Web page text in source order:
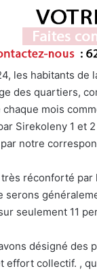
les habitants de
des quartiers,
mois
Sirekoleny 1 et
notre
très réconforté
serons
seulement 11
désigné
effort collectif. ,